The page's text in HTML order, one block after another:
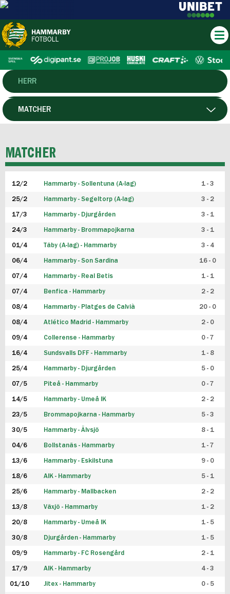
HERR
DAM
P19
F19
FUTSAL HERR
FUTSAL DAM
MATCHER
MATCHER
12/2 Hammarby - Sollentuna (A-lag) 1 - 3
25/2 Hammarby - Segeltorp (A-lag) 3 - 2
17/3 Hammarby - Djurgården 3 - 1
24/3 Hammarby - Brommapojkarna 3 - 1
01/4 Täby (A-lag) - Hammarby 3 - 4
06/4 Hammarby - Son Sardina 16 - 0
07/4 Hammarby - Real Betis 1 - 1
07/4 Benfica - Hammarby 2 - 2
08/4 Hammarby - Platges de Calvià 20 - 0
08/4 Atlético Madrid - Hammarby 2 - 0
09/4 Collerense - Hammarby 0 - 7
16/4 Sundsvalls DFF - Hammarby 1 - 8
25/4 Hammarby - Djurgården 5 - 0
07/5 Piteå - Hammarby 0 - 7
14/5 Hammarby - Umeå IK 2 - 2
23/5 Brommapojkarna - Hammarby 5 - 3
30/5 Hammarby - Älvsjö 8 - 1
04/6 Bollstanäs - Hammarby 1 - 7
13/6 Hammarby - Eskilstuna 9 - 0
18/6 AIK - Hammarby 5 - 1
25/6 Hammarby - Mallbacken 2 - 2
13/8 Växjö - Hammarby 1 - 2
20/8 Hammarby - Umeå IK 1 - 5
30/8 Djurgården - Hammarby 1 - 5
09/9 Hammarby - FC Rosengård 2 - 1
17/9 AIK - Hammarby 4 - 3
01/10 Jitex - Hammarby 0 - 5